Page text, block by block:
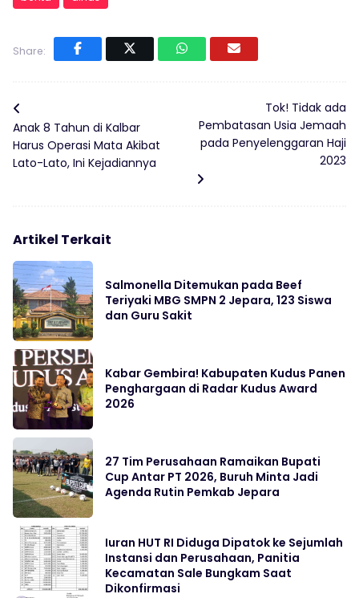
Share:
Anak 8 Tahun di Kalbar
Harus Operasi Mata Akibat
Lato-Lato, Ini Kejadiannya
Tok! Tidak ada
Pembatasan Usia Jemaah
pada Penyelenggaran Haji
2023
Artikel Terkait
Salmonella Ditemukan pada Beef
Teriyaki MBG SMPN 2 Jepara, 123 Siswa
dan Guru Sakit
Kabar Gembira! Kabupaten Kudus Panen
Penghargaan di Radar Kudus Award
2026
27 Tim Perusahaan Ramaikan Bupati
Cup Antar PT 2026, Buruh Minta Jadi
Agenda Rutin Pemkab Jepara
Iuran HUT RI Diduga Dipatok ke Sejumlah
Instansi dan Perusahaan, Panitia
Kecamatan Sale Bungkam Saat
Dikonfirmasi